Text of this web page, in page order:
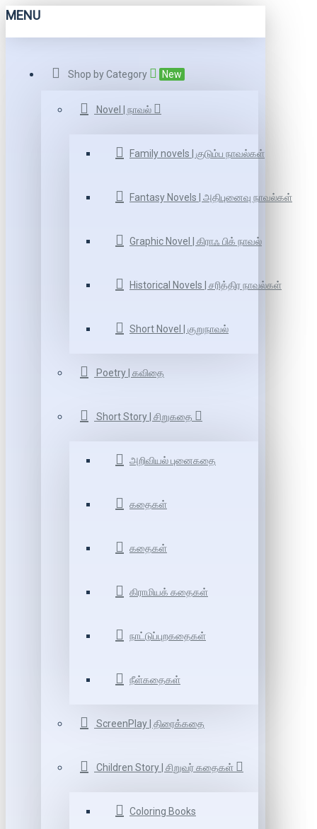
MENU
Shop by Category New
Novel | நாவல்
Family novels | குடும்ப நாவல்கள்
Fantasy Novels | அதிபுனைவு நாவல்கள்
Graphic Novel | கிராஃ பிக் நாவல்
Historical Novels | சரித்திர நாவல்கள்
Short Novel | குறுநாவல்
Poetry | கவிதை
Short Story | சிறுகதை
அறிவியல் புனைகதை
கதைகள்
கதைகள்
கிராமியக் கதைகள்
நாட்டுப்புறகதைகள்
நீள்கதைகள்
ScreenPlay | திரைக்கதை
Children Story | சிறுவர் கதைகள்
Coloring Books